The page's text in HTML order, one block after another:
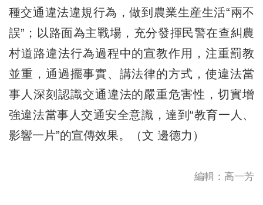
種交通違法違規行為，做到農業生産生活“兩不
誤”；以路面為主戰場，充分發揮民警在查糾農
村道路違法行為過程中的宣教作用，注重罰教
並重，通過擺事實、講法律的方式，使違法當
事人深刻認識交通違法的嚴重危害性，切實增
強違法當事人交通安全意識，達到“教育一人、
影響一片”的宣傳效果。（文 邊德力）
編輯：高一芳